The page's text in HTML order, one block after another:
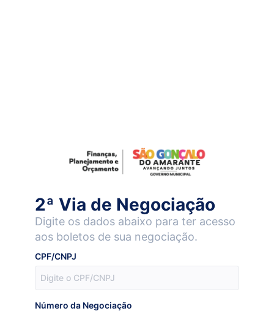
2ª Via de Negociação
Digite os dados abaixo para ter acesso
aos boletos de sua negociação.
CPF/CNPJ
Número da Negociação